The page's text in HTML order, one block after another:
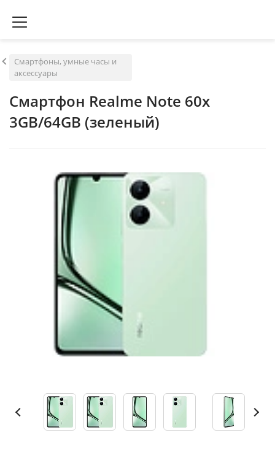
Смартфоны, умные часы и
аксессуары
Смартфон Realme Note 60x
3GB/64GB (зеленый)